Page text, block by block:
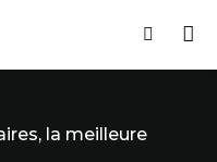
la meilleure